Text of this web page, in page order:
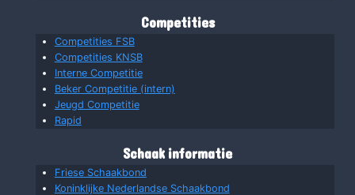
Competities
Competities FSB
Competities KNSB
Interne Competitie
Beker Competitie (intern)
Jeugd Competitie
Rapid
Schaak informatie
Friese Schaakbond
Koninklijke Nederlandse Schaakbond